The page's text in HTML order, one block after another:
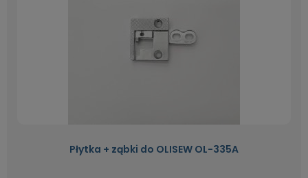
Płytka + ząbki do OLISEW OL-335A